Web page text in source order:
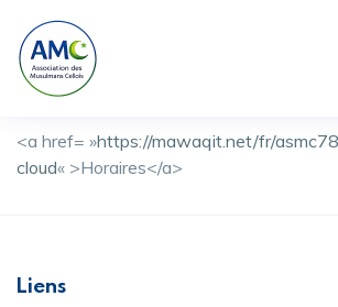
<a href= »https://mawaqit.net/fr/
cloud« >Horaires</a>
Liens